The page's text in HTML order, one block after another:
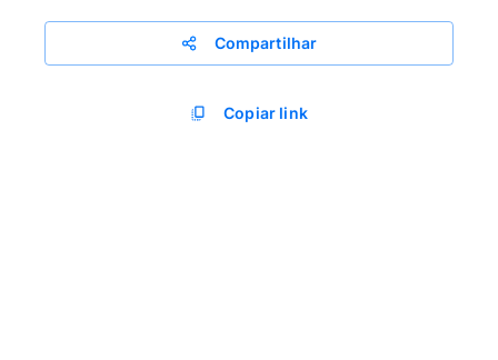
Compartilhar
Copiar link